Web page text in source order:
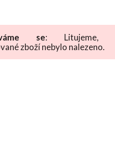
se: Litujeme,
zboží nebylo nalezeno.